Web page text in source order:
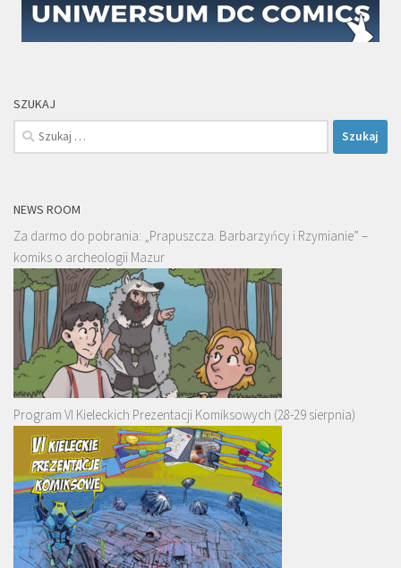
SZUKAJ
Szukaj:
NEWS ROOM
Za darmo do pobrania: „Prapuszcza. Barbarzyńcy i Rzymianie” –
komiks o archeologii Mazur
Program VI Kieleckich Prezentacji Komiksowych (28-29 sierpnia)